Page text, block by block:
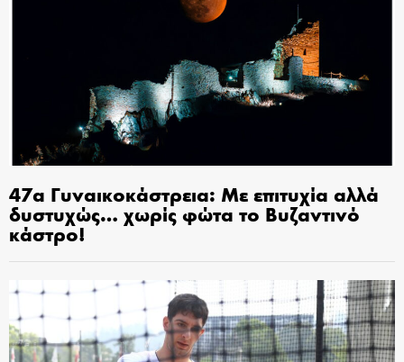
47α Γυναικοκάστρεια: Με επιτυχία αλλά
δυστυχώς… χωρίς φώτα το Βυζαντινό
κάστρο!